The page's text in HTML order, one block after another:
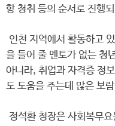
항 청취 등의 순서로 진행
인천 지역에서 활동하고
을 들어 줄 멘토가 없는 청
아니라, 취업과 자격증 정
도 도움을 주는데 많은 보
정석환 청장은 사회복무